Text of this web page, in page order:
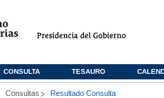
CONSULTA TESAURO
Consultas Resultado Consulta